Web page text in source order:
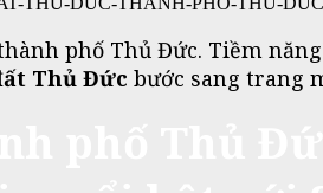
phố Thủ Đức. Tiềm
Thủ Đức bước sang trang